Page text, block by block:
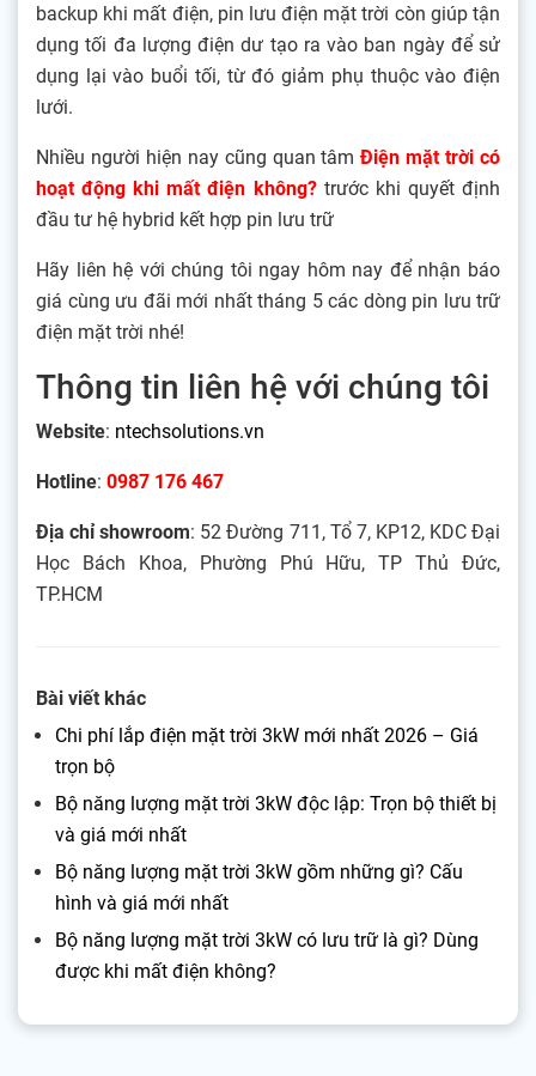
backup khi mất điện, pin lưu điện mặt trời còn giúp tận
dụng tối đa lượng điện dư tạo ra vào ban ngày để sử
dụng lại vào buổi tối, từ đó giảm phụ thuộc vào điện
lưới.
Nhiều người hiện nay cũng quan tâmĐiện mặt trời có
hoạt động khi mất điện không? trước khi quyết định
đầu tư hệ hybrid kết hợp pin lưu trữ
Hãy liên hệ với chúng tôi ngay hôm nay để nhận báo
giá cùng ưu đãi mới nhất tháng 5 các dòng pin lưu trữ
điện mặt trời nhé!
Thông tin liên hệ với chúng tôi
Website: ntechsolutions.vn
Hotline: 0987 176 467
Địa chỉ showroom: 52 Đường 711, Tổ 7, KP12, KDC Đại
Học Bách Khoa, Phường Phú Hữu, TP Thủ Đức,
TP.HCM
Bài viết khác
Chi phí lắp điện mặt trời 3kW mới nhất 2026 – Giá
trọn bộ
Bộ năng lượng mặt trời 3kW độc lập: Trọn bộ thiết bị
và giá mới nhất
Bộ năng lượng mặt trời 3kW gồm những gì? Cấu
hình và giá mới nhất
Bộ năng lượng mặt trời 3kW có lưu trữ là gì? Dùng
được khi mất điện không?